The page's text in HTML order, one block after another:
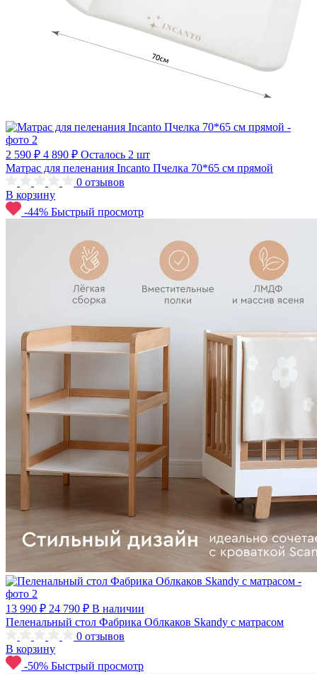
2 590 ₽ 4 890 ₽ Осталось 2 шт
Матрас для пеленания Incanto Пчелка 70*65 см прямой
0 отзывов
В корзину
-44% Быстрый просмотр
13 990 ₽ 24 790 ₽ В наличии
Пеленальный стол Фабрика Облкаков Skandy с матрасом
0 отзывов
В корзину
-50% Быстрый просмотр